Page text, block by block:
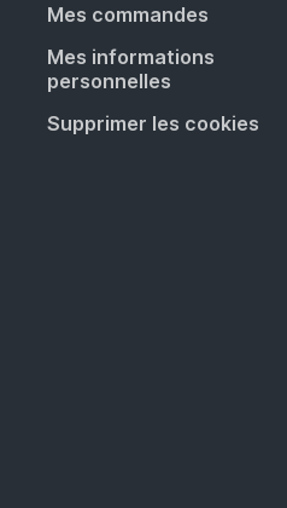
Mes commandes
Mes informations
personnelles
Supprimer les cookies